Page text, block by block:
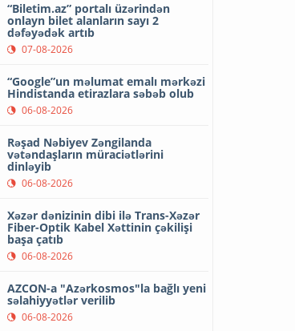
“Biletim.az” portalı üzərindən
onlayn bilet alanların sayı 2
dəfəyədək artıb
07-08-2026
“Google”un məlumat emalı mərkəzi
Hindistanda etirazlara səbəb olub
06-08-2026
Rəşad Nəbiyev Zəngilanda
vətəndaşların müraciətlərini
dinləyib
06-08-2026
Xəzər dənizinin dibi ilə Trans-Xəzər
Fiber-Optik Kabel Xəttinin çəkilişi
başa çatıb
06-08-2026
AZCON-a "Azərkosmos"la bağlı yeni
səlahiyyətlər verilib
06-08-2026